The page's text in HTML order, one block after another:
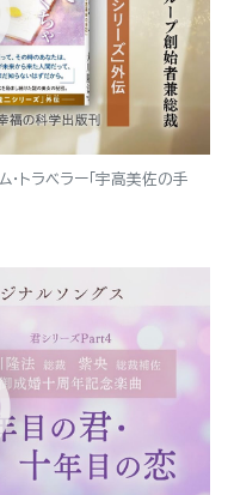
トラベラー「宇高美佐の手